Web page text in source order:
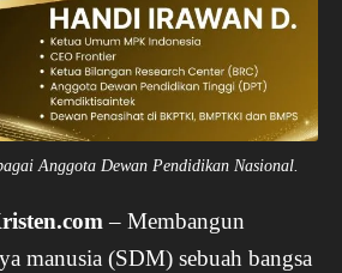
Anggota Dewan Pendidikan Nasional.
– Membangun
manusia (SDM) sebuah bangsa